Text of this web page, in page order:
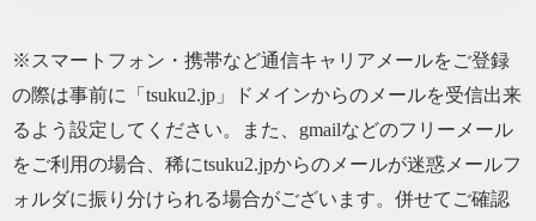
※スマートフォン・携帯など通信キャリアメールをご登録
の際は事前に「tsuku2.jp」ドメインからのメールを受信出来
るよう設定してください。また、gmailなどのフリーメール
をご利用の場合、稀にtsuku2.jpからのメールが迷惑メールフ
ォルダに振り分けられる場合がございます。併せてご確認